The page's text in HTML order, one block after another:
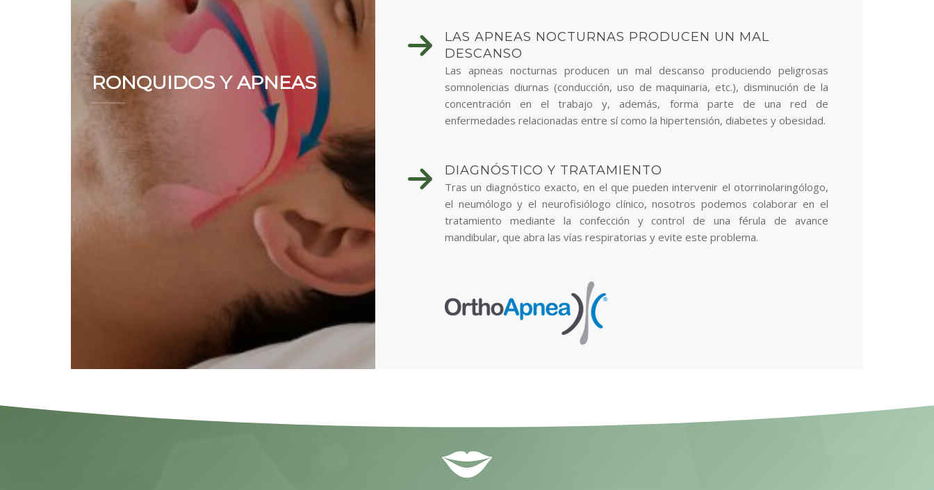
RONQUIDOS Y APNEAS
LAS APNEAS NOCTURNAS PRODUCEN UN MAL
DESCANSO
Las apneas nocturnas producen un mal descanso produciendo peligrosas
somnolencias diurnas (conducción, uso de maquinaria, etc.), disminución de la
concentración en el trabajo y, además, forma parte de una red de
enfermedades relacionadas entre sí como la hipertensión, diabetes y obesidad.
DIAGNÓSTICO Y TRATAMIENTO
Tras un diagnóstico exacto, en el que pueden intervenir el otorrinolaringólogo,
el neumólogo y el neurofisiólogo clínico, nosotros podemos colaborar en el
tratamiento mediante la confección y control de una férula de avance
mandibular, que abra las vías respiratorias y evite este problema.